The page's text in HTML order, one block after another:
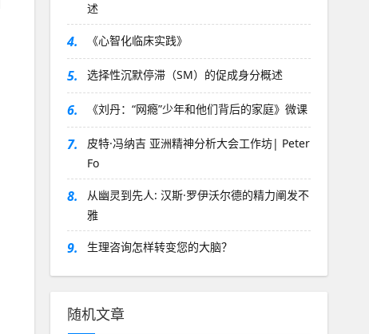
述
4. 《心智化临床实践》
5. 选择性沉默停滞（SM）的促成身分概述
6. 《刘丹：“网瘾”少年和他们背后的家庭》微课
7.
皮特·冯纳吉 亚洲精神分析大会工作坊| Peter
Fo
8.
从幽灵到先人: 汉斯·罗伊沃尔德的精力阐发不
雅
9. 生理咨询怎样转变您的大脑？
随机文章